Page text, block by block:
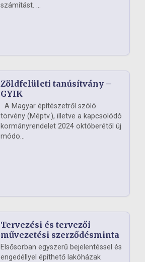
számítást. ...
Zöldfelületi tanúsítvány –
GYIK
A Magyar építészetről szóló
törvény (Méptv.), illetve a kapcsolódó
kormányrendelet 2024 októberétől új
módo...
Tervezési és tervezői
művezetési szerződésminta
Elsősorban egyszerű bejelentéssel és
engedéllyel építhető lakóházak